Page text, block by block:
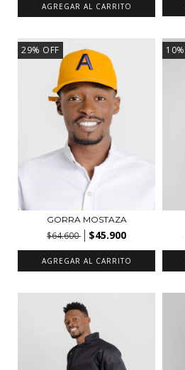
AGREGAR AL CARRITO
29% OFF
GORRA MOSTAZA
$64.600 $45.900
AGREGAR AL CARRITO
10%